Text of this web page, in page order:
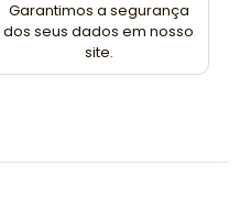
Garantimos a segurança
dos seus dados em nosso
site.